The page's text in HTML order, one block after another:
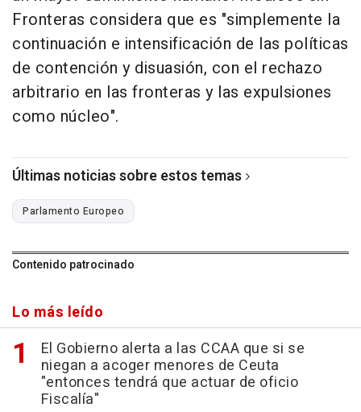
Fronteras considera que es "simplemente la
continuación e intensificación de las políticas
de contención y disuasión, con el rechazo
arbitrario en las fronteras y las expulsiones
como núcleo".
Últimas noticias sobre estos temas
Parlamento Europeo
Contenido patrocinado
Lo más leído
El Gobierno alerta a las CCAA que si se
niegan a acoger menores de Ceuta
"entonces tendrá que actuar de oficio
Fiscalía"